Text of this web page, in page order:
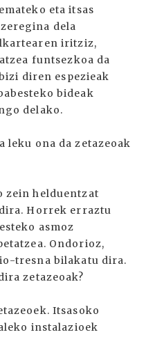
eta itsas
dela
iritziz,
funtsezkoa da
diren espezieak
bideak
delako.
leku ona da zetazeoak
zein helduentzat
Horrek erraztu
asmoz
Ondorioz,
tresna bilakatu dira.
zetazeoak?
Itsasoko
instalazioek